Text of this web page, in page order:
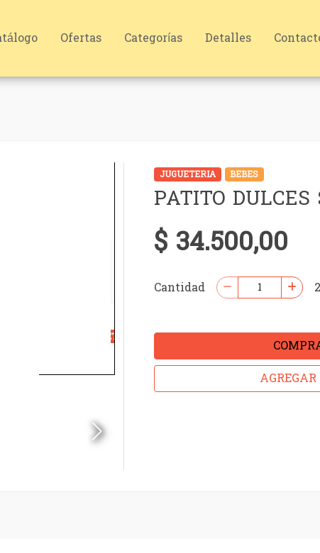
Ofertas Categorías Detalles
JUGUETERIA BEBES
PATITO DULCES
$ 34.500,00
Cantidad